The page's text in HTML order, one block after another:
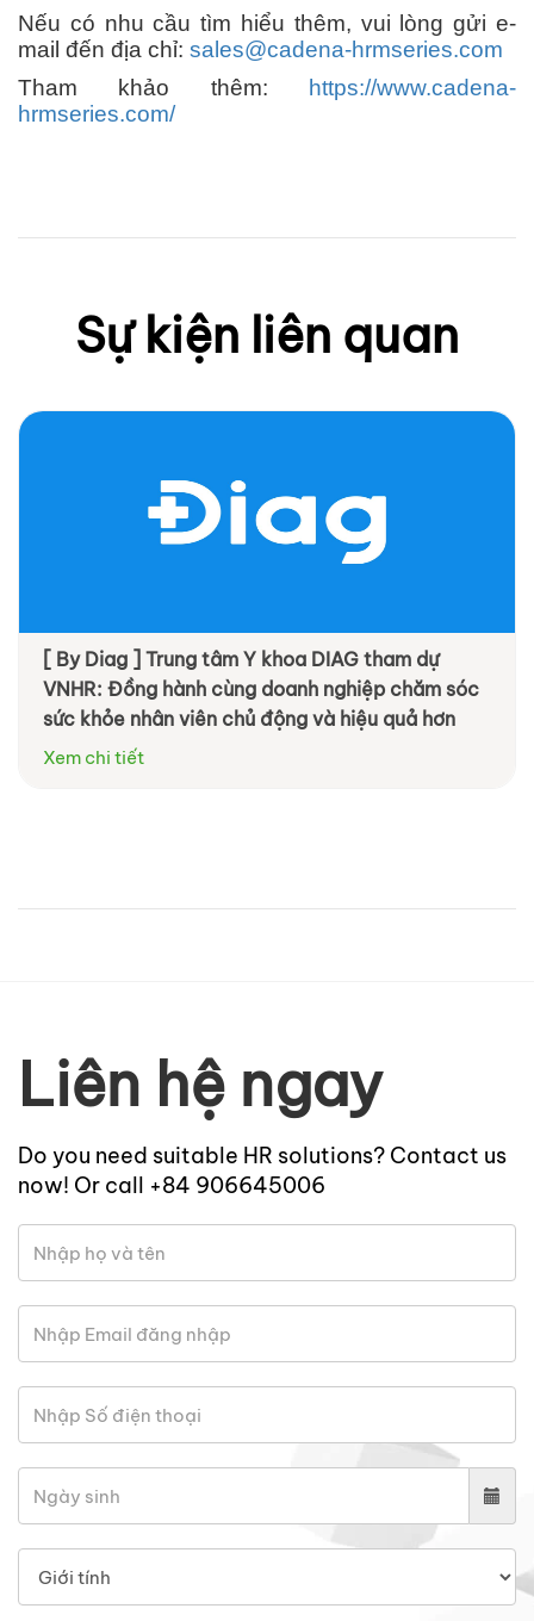
Nếu có nhu cầu tìm hiểu thêm, vui lòng gửi e-
mail đến địa chỉ: sales@cadena-hrmseries.com
Tham khảo thêm:
https://www.cadena-
hrmseries.com/
Sự kiện liên quan
[ By Diag ] Trung tâm Y khoa DIAG tham dự
VNHR: Đồng hành cùng doanh nghiệp chăm sóc
sức khỏe nhân viên chủ động và hiệu quả hơn
Xem chi tiết
Liên hệ ngay
Do you need suitable HR solutions? Contact us
now! Or call +84 906645006